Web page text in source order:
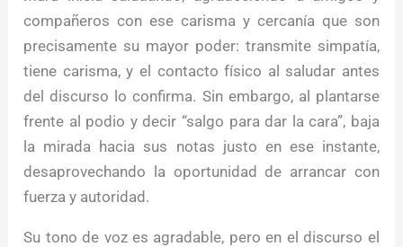
compañeros con ese carisma y cercanía que son
precisamente su mayor poder: transmite simpatía,
tiene carisma, y el contacto físico al saludar antes
del discurso lo confirma. Sin embargo, al plantarse
frente al podio y decir “salgo para dar la cara”, baja
la mirada hacia sus notas justo en ese instante,
desaprovechando la oportunidad de arrancar con
fuerza y autoridad.
Su tono de voz es agradable, pero en el discurso el